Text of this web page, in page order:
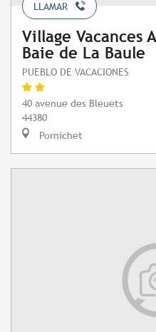
LLAMAR
Village Vacances
Baie de La Baule
PUEBLO DE VACACIONES
40 avenue des Bleuets
44380
Pornichet